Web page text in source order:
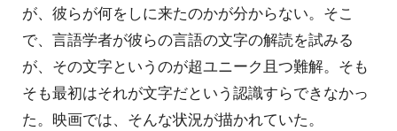
が、彼らが何をしに来たのかが分からない。そこ
で、言語学者が彼らの言語の文字の解読を試みる
が、その文字というのが超ユニーク且つ難解。そも
そも最初はそれが文字だという認識すらできなかっ
た。映画では、そんな状況が描かれていた。